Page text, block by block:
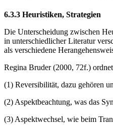
6.3.3 Heuristiken, Strategien
Die Unterscheidung zwischen
in unterschiedlicher Literatur
als verschiedene
Regina Bruder (2000, 72f.)
(1) Reversibilität, dazu gehören
(2) Aspektbeachtung, was das
(3) Aspektwechsel, wie beim